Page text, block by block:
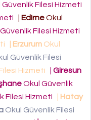
Güvenlik Filesi Hizmeti
EdirneOkul
Filesi Hizmeti
Erzurum Okul
Güvenlik Filesi
Hizmeti
Giresun
Okul Güvenlik
Filesi Hizmeti
Hatay
Okul Güvenlik Filesi